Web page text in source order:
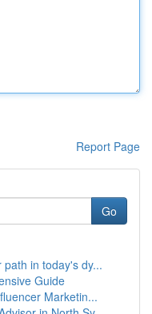
Report Page
Go
in today's dy...
Guide
Marketin...